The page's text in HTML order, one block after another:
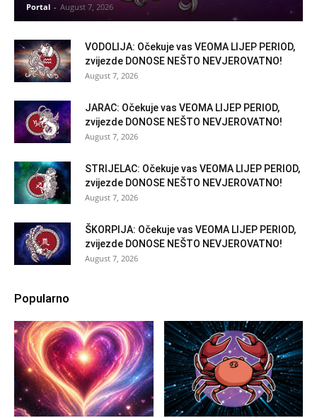
Portal - August 7, 2026
VODOLIJA: Očekuje vas VEOMA LIJEP PERIOD,
zvijezde DONOSE NEŠTO NEVJEROVATNO!
August 7, 2026
JARAC: Očekuje vas VEOMA LIJEP PERIOD,
zvijezde DONOSE NEŠTO NEVJEROVATNO!
August 7, 2026
STRIJELAC: Očekuje vas VEOMA LIJEP PERIOD,
zvijezde DONOSE NEŠTO NEVJEROVATNO!
August 7, 2026
ŠKORPIJA: Očekuje vas VEOMA LIJEP PERIOD,
zvijezde DONOSE NEŠTO NEVJEROVATNO!
August 7, 2026
Popularno